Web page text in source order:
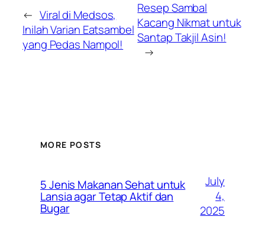
← Viral di Medsos,
Inilah Varian Eatsambel
yang Pedas Nampol!
Resep Sambal
Kacang Nikmat untuk
Santap Takjil Asin!
→
MORE POSTS
5 Jenis Makanan Sehat untuk
Lansia agar Tetap Aktif dan
Bugar
July
4,
2025